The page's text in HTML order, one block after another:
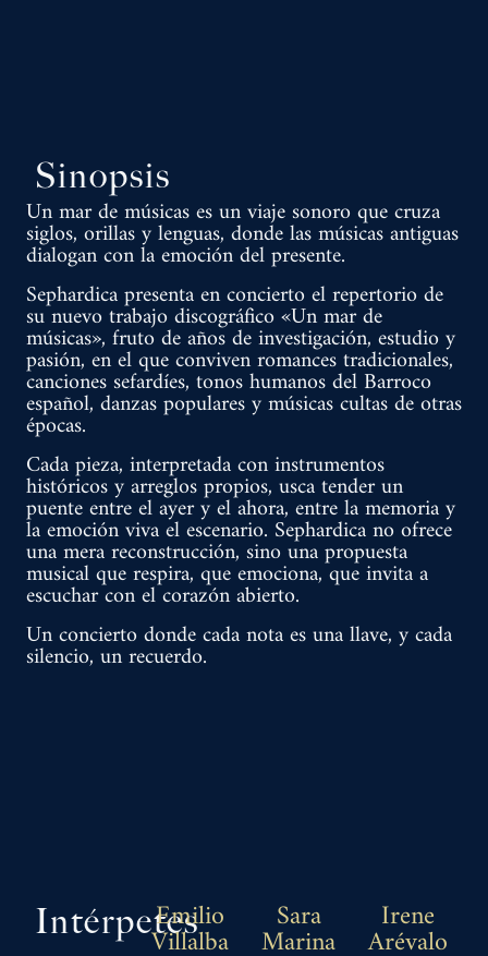
Sinopsis
Un mar de músicas es un viaje sonoro que cruza
siglos, orillas y lenguas, donde las músicas antiguas
dialogan con la emoción del presente.
Sephardica presenta en concierto el repertorio de
su nuevo trabajo discográfico «Un mar de
músicas», fruto de años de investigación, estudio y
pasión, en el que conviven romances tradicionales,
canciones sefardíes, tonos humanos del Barroco
español, danzas populares y músicas cultas de otras
épocas.
Cada pieza, interpretada con instrumentos
históricos y arreglos propios, usca tender un
puente entre el ayer y el ahora, entre la memoria y
la emoción viva el escenario. Sephardica no ofrece
una mera reconstrucción, sino una propuesta
musical que respira, que emociona, que invita a
escuchar con el corazón abierto.
Un concierto donde cada nota es una llave, y cada
silencio, un recuerdo.
Intérpetes
Emilio
Villalba
Sara
Marina
Irene
Arévalo